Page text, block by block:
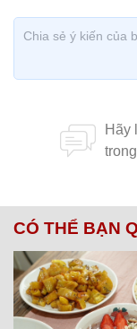
CÓ THỂ BẠN